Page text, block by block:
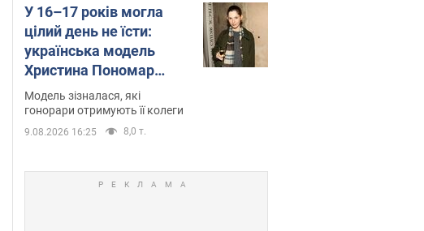
У 16–17 років могла
цілий день не їсти:
українська модель
Христина Пономар
розповіла про страшний
бік модельної кар’єри
Модель зізналася, які
гонорари отримують її колеги
9.08.2026 16:25 8,0 т.